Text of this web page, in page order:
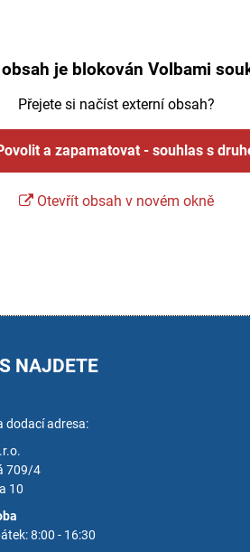
je blokován Volbami
Přejete si načíst externí obsah?
a zapamatovat - souhlas s
Otevřít obsah v novém okně
NAJDETE
dodací adresa:
709/4
10
8:00 - 16:30